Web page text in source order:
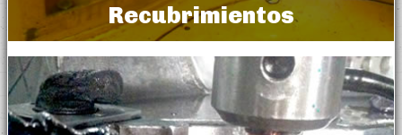
Recubrimientos
Coatings